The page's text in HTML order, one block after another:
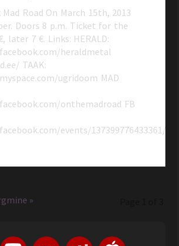
Road On March 15th, 2013
Doors 8 p.m. Ticket for the
later 7 €. Links: HERALD:
heraldmetal
TAAK:
ugridoom MAD
onthemadroad FB
events/137399776433361/
»